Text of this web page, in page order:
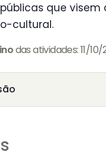
que
cultural.
das atividades: 11/